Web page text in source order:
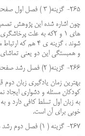
265- گزینه( 3 ) فصل اول صفحات 22 و 23:
چون اشاره شده این پژوهش
های 1 و 2که به علت
و همبستگی این دو یعنی
266- گزینه( 2) فصل رشد صفحه 50:
کودکان مسئله و دشواری
خوبی برای آن است.
267- گزینه ( 1) فصل دوم رشد صفحه 44